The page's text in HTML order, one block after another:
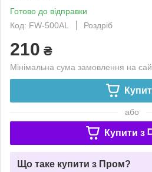
Готово до відправки
Код: FW-500AL
Роздріб
210 ₴
Мінімальна сума замовлення на
або
Купити з
Що таке купити з Пром?